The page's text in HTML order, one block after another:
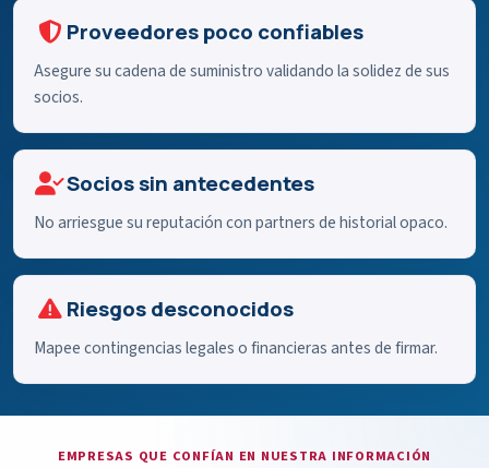
Proveedores poco confiables
Asegure su cadena de suministro validando la solidez de sus
socios.
Socios sin antecedentes
No arriesgue su reputación con partners de historial opaco.
Riesgos desconocidos
Mapee contingencias legales o financieras antes de firmar.
EMPRESAS QUE CONFÍAN EN NUESTRA INFORMACIÓN